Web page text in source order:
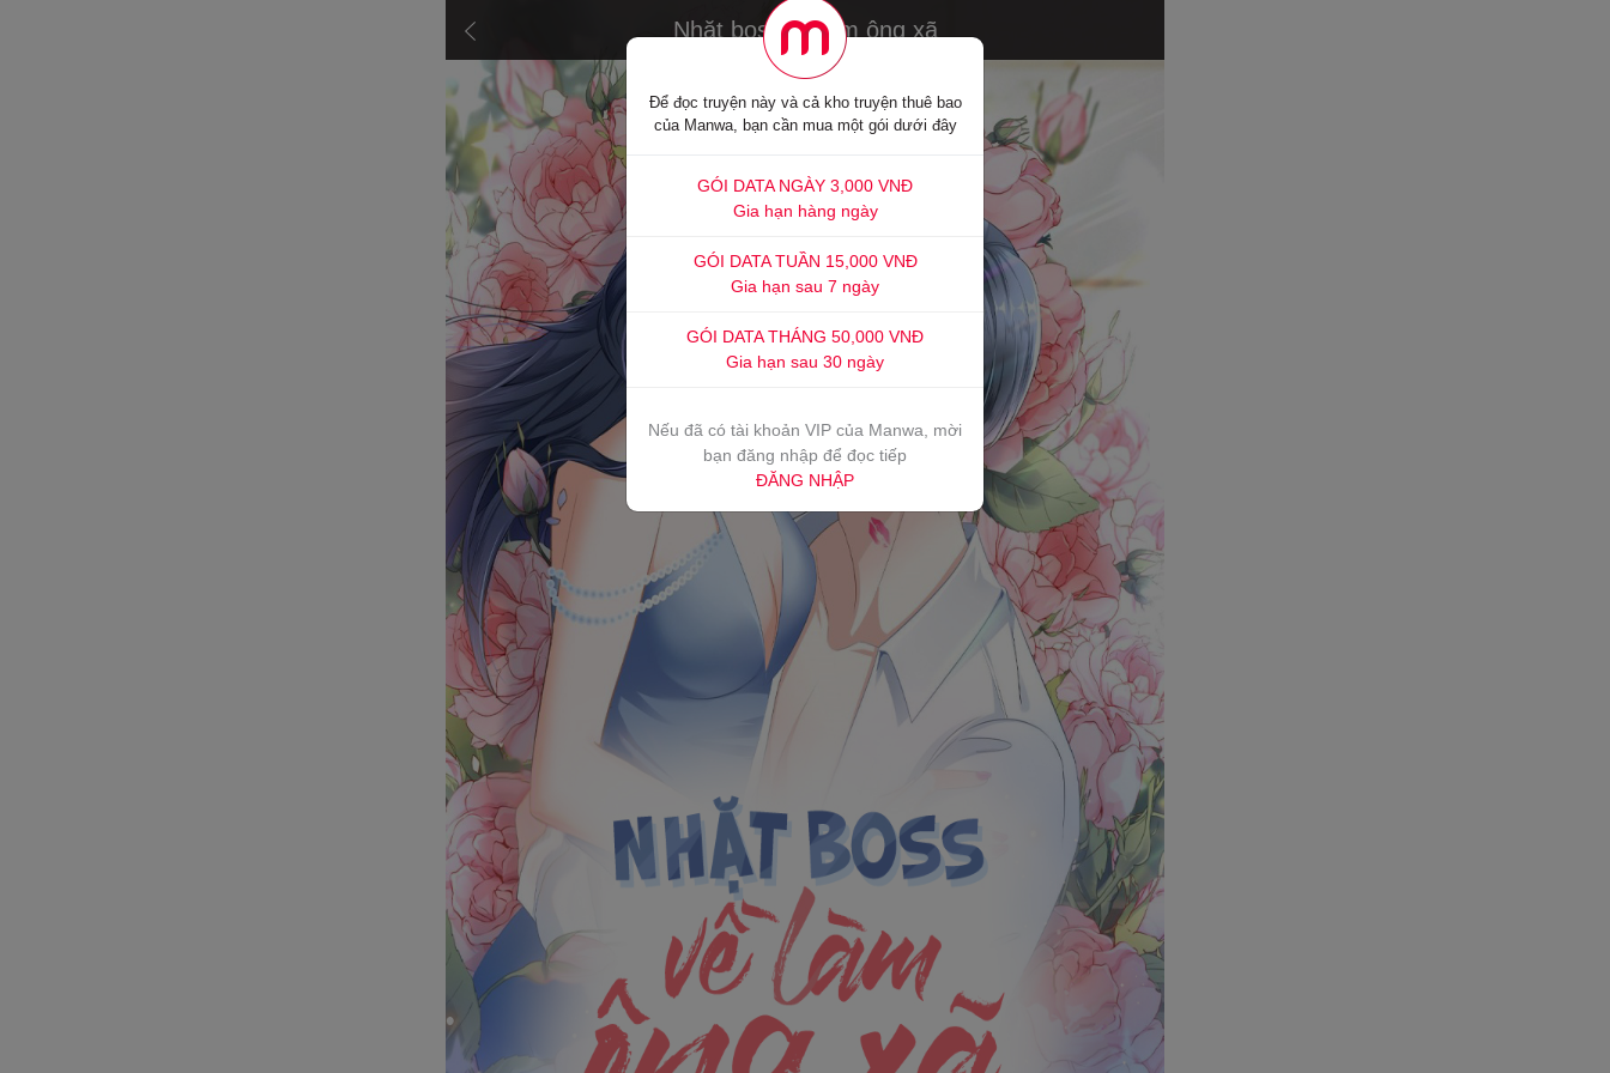
Nhặt boss về làm ông xã
Để đọc truyện này và cả kho truyện thuê bao
của Manwa, bạn cần mua một gói dưới đây
GÓI DATA NGÀY 3,000 VNĐ
Gia hạn hàng ngày
GÓI DATA TUẦN 15,000 VNĐ
Gia hạn sau 7 ngày
GÓI DATA THÁNG 50,000 VNĐ
Gia hạn sau 30 ngày
Nếu đã có tài khoản VIP của Manwa, mời
bạn đăng nhập để đọc tiếp
ĐĂNG NHẬP